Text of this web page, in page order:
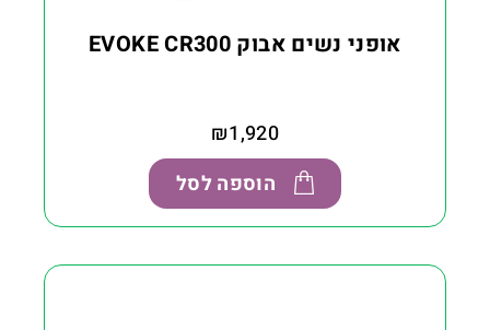
אופני נשים אבוק EVOKE CR300
₪1,920
הוספה לסל